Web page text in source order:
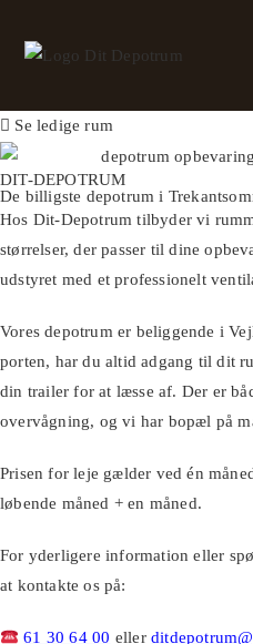
Se ledige rum
DIT-DEPOTRUM
De billigste depotrum i
Hos Dit-Depotrum tilbyder vi
størrelser, der passer til dine
udstyret med et professionelt
Vores depotrum er beliggende i
porten, har du altid adgang til dit
din trailer for at læsse af. Der er
overvågning, og vi har bopæl på
Prisen for leje gælder ved én
løbende måned + en måned.
For yderligere information eller
at kontakte os på:
61 30 64 00 eller